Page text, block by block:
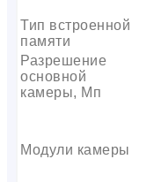
Тип встроенной
памяти
Разрешение
основной
камеры, Мп
Модули камеры